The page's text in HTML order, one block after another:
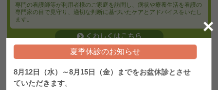
夏季休診のお知らせ
8月12日（水）～8月15日（金）までをお盆休診とさせ
ていただきます。
×
専門の看護師等が利用者様のご家庭を訪問し、病状や療養生活を看護の
専門家の目で見守り、適切な判断に基づいたケアとアドバイスをいたし
ます。